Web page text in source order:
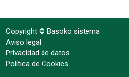
Copyright © Basoko sistema
Aviso legal
Privacidad de datos
Política de Cookies